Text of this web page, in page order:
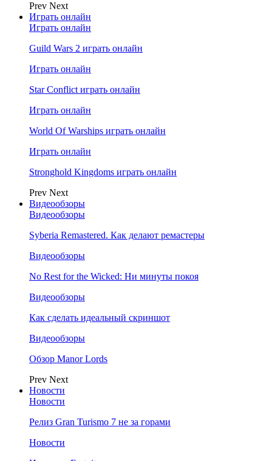
Prev Next
Играть онлайн
Играть онлайн
Guild Wars 2 играть онлайн
Играть онлайн
Star Conflict играть онлайн
Играть онлайн
World Of Warships играть онлайн
Играть онлайн
Stronghold Kingdoms играть онлайн
Prev Next
Видеообзоры
Видеообзоры
Syberia Remastered. Как делают ремастеры
Видеообзоры
No Rest for the Wicked: Ни минуты покоя
Видеообзоры
Как сделать идеальный скриншот
Видеообзоры
Обзор Manor Lords
Prev Next
Новости
Новости
Релиз Gran Turismo 7 не за горами
Новости